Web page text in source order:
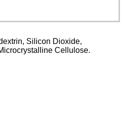
Silicon Dioxide,
Cellulose.